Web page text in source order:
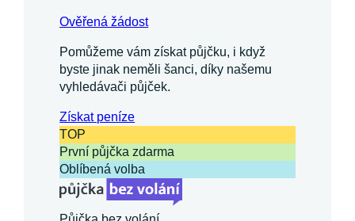
Ověřená žádost
Pomůžeme vám získat půjčku, i když
byste jinak neměli šanci, díky našemu
vyhledávači půjček.
Získatpeníze
TOP
První půjčka zdarma
Oblíbená volba